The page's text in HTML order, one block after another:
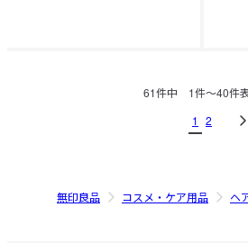
61件中 1件〜40件
1 2
無印良品 コスメ・ケア用品 ヘ